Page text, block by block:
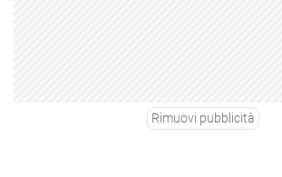
Rimuovi pubblicità